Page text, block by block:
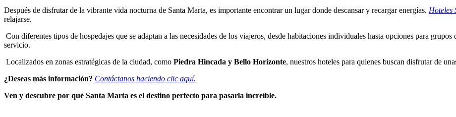
Después de disfrutar de la vibrante vida nocturna de Santa Marta, es importante encontrar un lugar donde descansar y recargar energías. Hoteles
relajarse.
Con diferentes tipos de hospedajes que se adaptan a las necesidades de los viajeros, desde habitaciones individuales hasta opciones para
servicio.
Localizados en zonas estratégicas de la ciudad, como Piedra Hincada y Bello Horizonte, nuestros hoteles para quienes buscan disfrutar de
¿Deseas más información? Contáctanos haciendo clic aquí.
Ven y descubre por qué Santa Marta es el destino perfecto para pasarla increíble.